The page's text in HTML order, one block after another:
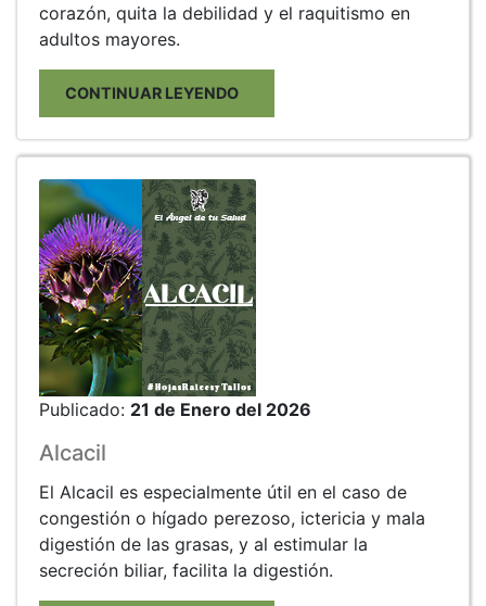
corazón, quita la debilidad y el raquitismo en
adultos mayores.
CONTINUAR LEYENDO
Publicado: 21 de Enero del 2026
Alcacil
El Alcacil es especialmente útil en el caso de
congestión o hígado perezoso, ictericia y mala
digestión de las grasas, y al estimular la
secreción biliar, facilita la digestión.